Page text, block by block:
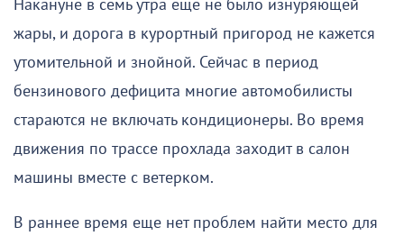
Накануне в семь утра еще не было изнуряющей
жары, и дорога в курортный пригород не кажется
утомительной и знойной. Сейчас в период
бензинового дефицита многие автомобилисты
стараются не включать кондиционеры. Во время
движения по трассе прохлада заходит в салон
машины вместе с ветерком.
В раннее время еще нет проблем найти место для